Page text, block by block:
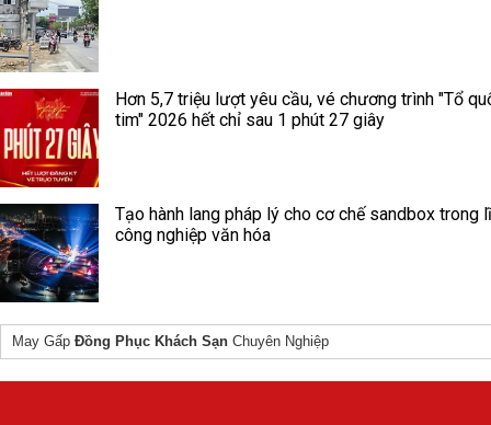
Hơn 5,7 triệu lượt yêu cầu, vé chương trình "Tổ
tim" 2026 hết chỉ sau 1 phút 27 giây
Tạo hành lang pháp lý cho cơ chế sandbox trong
công nghiệp văn hóa
May Gấp Đồng Phục Khách Sạn Chuyên Nghiệp